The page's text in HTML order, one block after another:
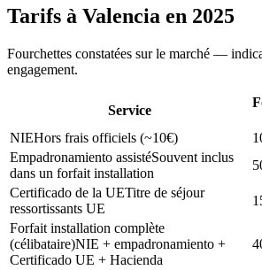
Tarifs à Valencia en 2025
Fourchettes constatées sur le marché —
engagement.
Service
NIEHors frais officiels (~10€)
Empadronamiento assistéSouvent inclus
dans un forfait installation
Certificado de la UETitre de séjour
ressortissants UE
Forfait installation complète
(célibataire)NIE + empadronamiento +
Certificado UE + Hacienda